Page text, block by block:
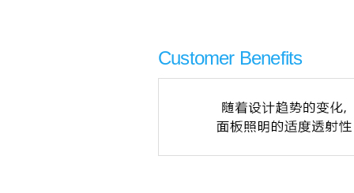
Customer Benefits